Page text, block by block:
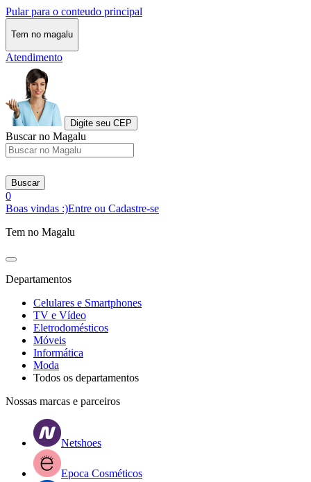
Pular para o conteudo principal
Tem no magalu
Atendimento
Digite seu CEP
Buscar no Magalu
Buscar
0
Boas vindas :)Entre ou Cadastre-se
Tem no Magalu
Departamentos
Celulares e Smartphones
TV e Vídeo
Eletrodomésticos
Móveis
Informática
Moda
Todos os departamentos
Nossas marcas e parceiros
Netshoes
Epoca Cosméticos